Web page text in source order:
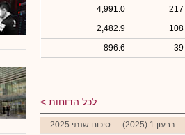
217
4,991.0
108
2,482.9
39
896.6
לכל הדוחות
רבעון 1 (2025) סיכום שנתי 2025